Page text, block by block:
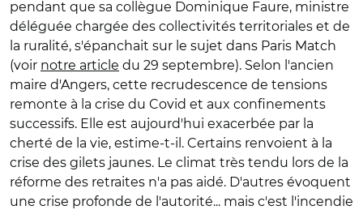
pendant que sa collègue Dominique Faure, ministre
déléguée chargée des collectivités territoriales et de
la ruralité, s'épanchait sur le sujet dans Paris Match
(voir notre article du 29 septembre). Selon l'ancien
maire d'Angers, cette recrudescence de tensions
remonte à la crise du Covid et aux confinements
successifs. Elle est aujourd'hui exacerbée par la
cherté de la vie, estime-t-il. Certains renvoient à la
crise des gilets jaunes. Le climat très tendu lors de la
réforme des retraites n'a pas aidé. D'autres évoquent
une crise profonde de l'autorité... mais c'est l'incendie